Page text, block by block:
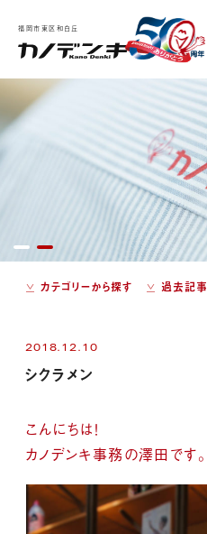
福岡市東区和白丘
カテゴリーから探す 過去記事
2018.12.10
シクラメン
こんにちは！
カノデンキ事務の澤田です。